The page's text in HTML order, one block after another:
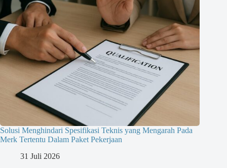
Solusi Menghindari Spesifikasi Teknis yang Mengarah Pada
Merk Tertentu Dalam Paket Pekerjaan
31 Juli 2026